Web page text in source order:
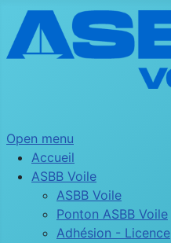
Open menu
Accueil
ASBB Voile
ASBB Voile
Ponton ASBB Voile
Adhésion - Licence